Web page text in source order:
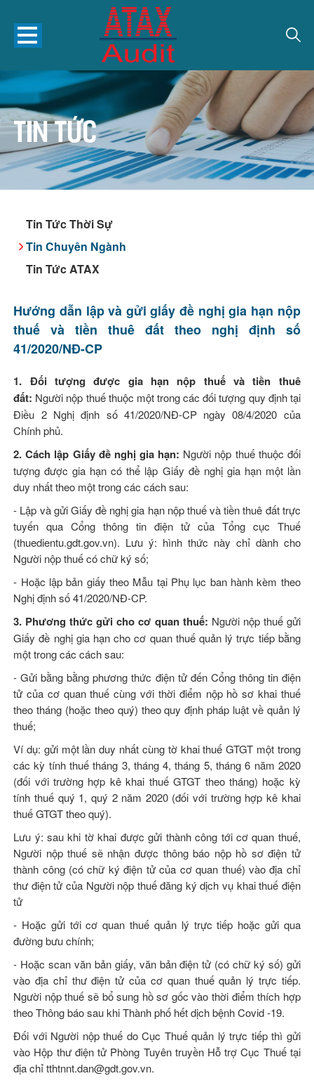
Tin tức
Tin Tức Thời Sự
Tin Chuyên Ngành
Tin Tức ATAX
Hướng dẫn lập và gửi giấy đề nghị gia hạn nộp
thuế và tiền thuê đất theo nghị định số
41/2020/NĐ-CP
1. Đối tượng được gia hạn nộp thuế và tiền thuê
đất: Người nộp thuế thuộc một trong các đối tượng quy định tại
Điều 2 Nghị định số 41/2020/NĐ-CP ngày 08/4/2020 của
Chính phủ.
2. Cách lập Giấy đề nghị gia hạn: Người nộp thuế thuộc đối
tượng được gia hạn có thể lập Giấy đề nghị gia hạn một lần
duy nhất theo một trong các cách sau:
- Lập và gửi Giấy đề nghị gia hạn nộp thuế và tiền thuê đất trực
tuyến qua Cổng thông tin điện tử của Tổng cục Thuế
(thuedientu.gdt.gov.vn). Lưu ý: hình thức này chỉ dành cho
Người nộp thuế có chữ ký số;
- Hoặc lập bản giấy theo Mẫu tại Phụ lục ban hành kèm theo
Nghị định số 41/2020/NĐ-CP.
3. Phương thức gửi cho cơ quan thuế: Người nộp thuế gửi
Giấy đề nghị gia hạn cho cơ quan thuế quản lý trực tiếp bằng
một trong các cách sau:
- Gửi bằng bằng phương thức điện tử đến Cổng thông tin điện
tử của cơ quan thuế cùng với thời điểm nộp hồ sơ khai thuế
theo tháng (hoặc theo quý) theo quy định pháp luật về quản lý
thuế;
Ví dụ: gửi một lần duy nhất cùng tờ khai thuế GTGT một trong
các kỳ tính thuế tháng 3, tháng 4, tháng 5, tháng 6 năm 2020
(đối với trường hợp kê khai thuế GTGT theo tháng) hoặc kỳ
tính thuế quý 1, quý 2 năm 2020 (đối với trường hợp kê khai
thuế GTGT theo quý).
Lưu ý: sau khi tờ khai được gửi thành công tới cơ quan thuế,
Người nộp thuế sẽ nhận được thông báo nộp hồ sơ điện tử
thành công (có chữ ký điện tử của cơ quan thuế) vào địa chỉ
thư điện tử của Người nộp thuế đăng ký dịch vụ khai thuế điện
tử
- Hoặc gửi tới cơ quan thuế quản lý trực tiếp hoặc gửi qua
đường bưu chính;
- Hoặc scan văn bản giấy, văn bản điện tử (có chữ ký số) gửi
vào địa chỉ thư điện tử của cơ quan thuế quản lý trực tiếp.
Người nộp thuế sẽ bổ sung hồ sơ gốc vào thời điểm thích hợp
theo Thông báo sau khi Thành phố hết dịch bệnh Covid -19.
Đối với Người nộp thuế do Cục Thuế quản lý trực tiếp thì gửi
vào Hộp thư điện tử Phòng Tuyên truyền Hỗ trợ Cục Thuế tại
địa chỉ tthtnnt.dan@gdt.gov.vn.